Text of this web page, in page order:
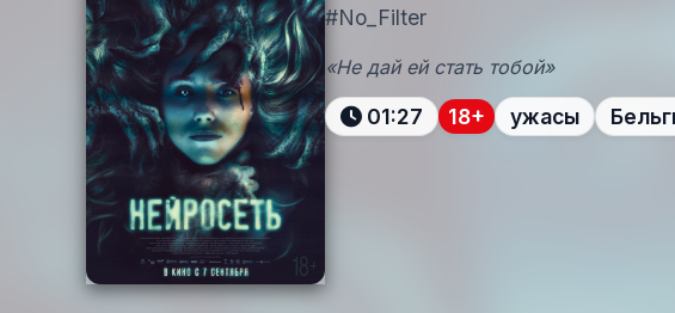
#No_Filter
«Не дай ей стать тобой»
01:27 18+ ужасы